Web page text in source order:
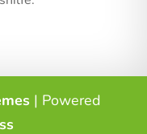
| Powered